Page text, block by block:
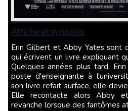
Affiche et synopsis
Erin Gilbert et Abby Yates sont deux écrivains en devenir,
qui écrivent un livre expliquant
Quelques années plus tard,
poste d'enseignante à
son livre refait surface, elle
Elle recontacte alors Abby
revanche lorsque des fantômes